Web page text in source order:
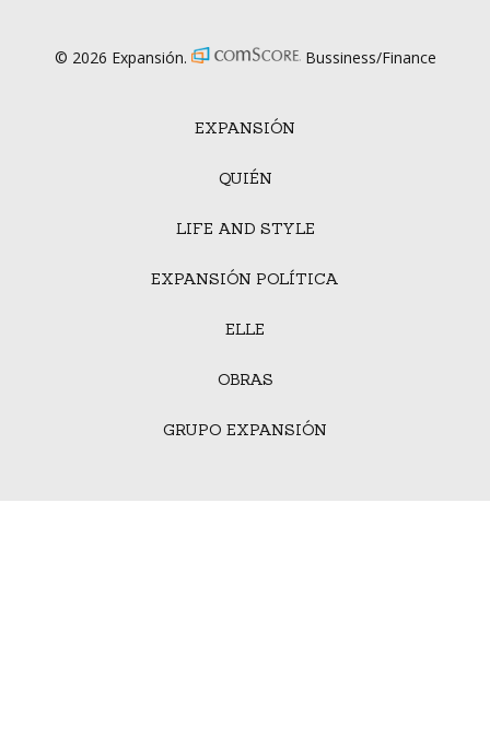
EXPANSIÓN
QUIÉN
LIFE AND STYLE
EXPANSIÓN POLÍTICA
ELLE
OBRAS
GRUPO EXPANSIÓN
© 2026 Expansión. Bussiness/Finance